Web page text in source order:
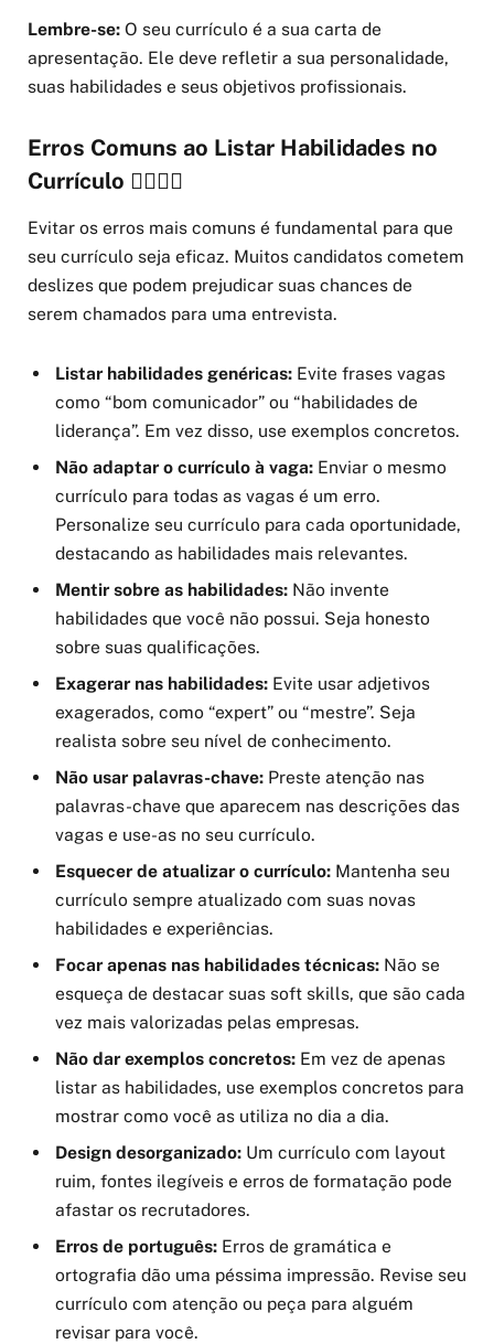
Lembre-se: O seu currículo é a sua carta de
apresentação. Ele deve refletir a sua personalidade,
suas habilidades e seus objetivos profissionais.
Erros Comuns ao Listar Habilidades no
Currículo 🤦‍♀️🤦‍♂️
Evitar os erros mais comuns é fundamental para que
seu currículo seja eficaz. Muitos candidatos cometem
deslizes que podem prejudicar suas chances de
serem chamados para uma entrevista.
Listar habilidades genéricas: Evite frases vagas
como “bom comunicador” ou “habilidades de
liderança”. Em vez disso, use exemplos concretos.
Não adaptar o currículo à vaga: Enviar o mesmo
currículo para todas as vagas é um erro.
Personalize seu currículo para cada oportunidade,
destacando as habilidades mais relevantes.
Mentir sobre as habilidades: Não invente
habilidades que você não possui. Seja honesto
sobre suas qualificações.
Exagerar nas habilidades: Evite usar adjetivos
exagerados, como “expert” ou “mestre”. Seja
realista sobre seu nível de conhecimento.
Não usar palavras-chave: Preste atenção nas
palavras-chave que aparecem nas descrições das
vagas e use-as no seu currículo.
Esquecer de atualizar o currículo: Mantenha seu
currículo sempre atualizado com suas novas
habilidades e experiências.
Focar apenas nas habilidades técnicas: Não se
esqueça de destacar suas soft skills, que são cada
vez mais valorizadas pelas empresas.
Não dar exemplos concretos: Em vez de apenas
listar as habilidades, use exemplos concretos para
mostrar como você as utiliza no dia a dia.
Design desorganizado: Um currículo com layout
ruim, fontes ilegíveis e erros de formatação pode
afastar os recrutadores.
Erros de português: Erros de gramática e
ortografia dão uma péssima impressão. Revise seu
currículo com atenção ou peça para alguém
revisar para você.